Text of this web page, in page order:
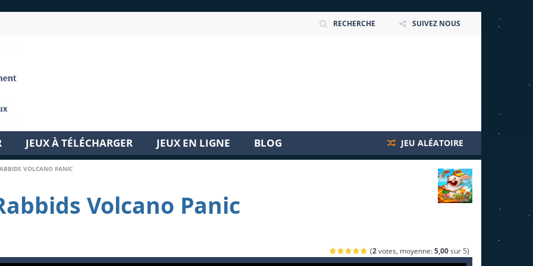
RECHERCHE SUIVEZ NOUS
JEUX À TÉLÉCHARGER JEUX EN LIGNE BLOG JEU ALÉATOIRE
VOLCANO PANIC
Volcano Panic
(2votes, moyenne:5,00sur 5)